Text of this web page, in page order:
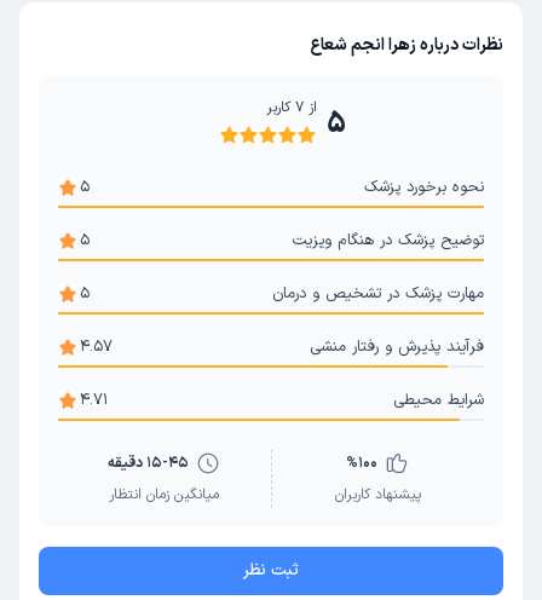
نظرات درباره زهرا انجم شعاع
5 از 7کاربر
نحوه برخورد پزشک 5
توضیح پزشک در هنگام ویزیت 5
مهارت پزشک در تشخیص و درمان 5
فرآیند پذیرش و رفتار منشی 4.57
شرایط محیطی 4.71
%100
پیشنهاد کاربران
15-45 دقیقه
میانگین زمان انتظار
ثبت نظر